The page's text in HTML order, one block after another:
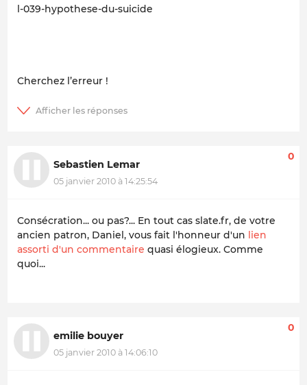
l-039-hypothese-du-suicide
Cherchez l’erreur !
Sebastien Lemar
05 janvier 2010 à 14:25:54
0
Consécration... ou pas?... En tout cas slate.fr, de votre
ancien patron, Daniel, vous fait l'honneur d'un lien
assorti d'un commentaire quasi élogieux. Comme
quoi...
emilie bouyer
05 janvier 2010 à 14:06:10
0